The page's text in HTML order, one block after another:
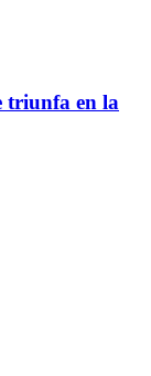
triunfa en la